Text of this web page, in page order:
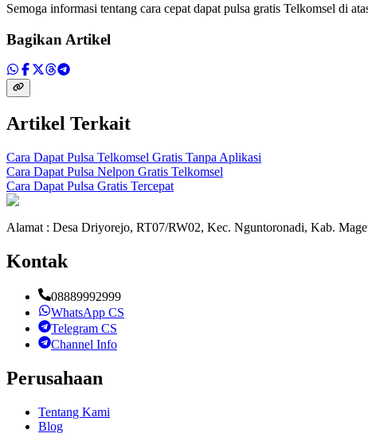
Semoga informasi tentang cara cepat dapat pulsa gratis Telkomsel di
Bagikan Artikel
Artikel Terkait
Cara Dapat Pulsa Telkomsel Gratis Tanpa Aplikasi
Cara Dapat Pulsa Nelpon Gratis Telkomsel
Cara Dapat Pulsa Gratis Tercepat
Alamat : Desa Driyorejo, RT07/RW02, Kec. Nguntoronadi, Kab.
Kontak
08889992999
WhatsApp CS
Telegram CS
Channel Info
Perusahaan
Tentang Kami
Blog